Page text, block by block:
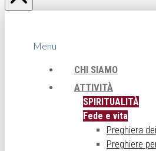
Menu
CHI SIAMO
ATTIVITÀ
SPIRITUALITÀ
Fede e vita
Preghiera
Preghiere